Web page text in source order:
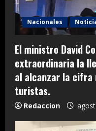
Nacionales
El ministro David
extraordinaria la
al alcanzar la cifra
turistas.
Redaccion